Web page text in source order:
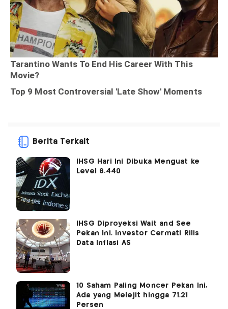
Berita Terkait
IHSG Hari Ini Dibuka Menguat ke
Level 6.440
IHSG Diproyeksi Wait and See
Pekan Ini, Investor Cermati Rilis
Data Inflasi AS
10 Saham Paling Moncer Pekan Ini,
Ada yang Melejit hingga 71,21
Persen